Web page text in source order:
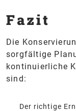
Fazit
Die
sorgfältige
kontinuierliche
sind:
Der richtige